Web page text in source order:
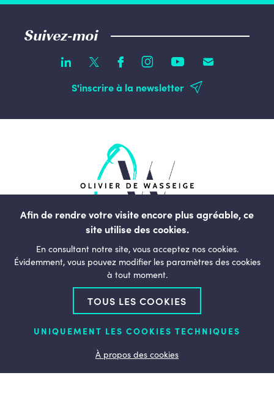
Suivez-moi
S'inscrire à la newsletter
rue du Commerce, 123
1000, Bruxelles
Belgique
+32 (0)2 238 01 11
bonjour@olivierdewasseige.be
Afin de rendre votre visite encore plus agréable, ce
site utilise des cookies.
En consultant notre site, vous acceptez nos cookies.
Évidemment, vous pouvez modifier les paramètres des cookies
à tout moment.
TOUS LES COOKIES
UNIQUEMENT LES COOKIES TECHNIQUES
À propos des cookies